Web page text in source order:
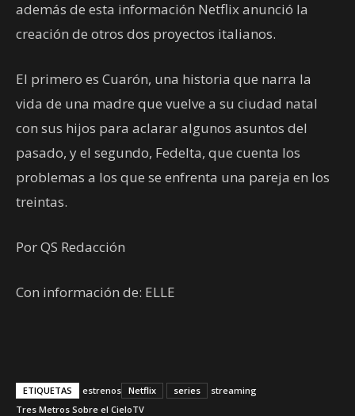
además de esta información Netflix anunció la
creación de otros dos proyectos italianos.
El primero es Cuarón, una historia que narra la
vida de una madre que vuelve a su ciudad natal
con sus hijos para aclarar algunos asuntos del
pasado, y el segundo, Fedelta, que cuenta los
problemas a los que se enfrenta una pareja en los
treintas.
Por QS Redacción
Con información de: ELLE
ETIQUETAS estrenos Netflix series
streaming
Tres Metros Sobre el CieloTV